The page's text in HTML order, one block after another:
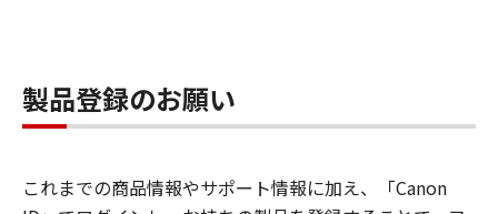
製品登録のお願い
これまでの商品情報やサポート情報に加え、「Canon